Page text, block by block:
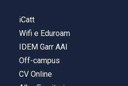
iCatt
Wifi e Eduroam
IDEM Garr AAI
Off-campus
CV Online